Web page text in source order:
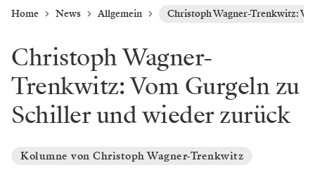
Home News Allgemein Christoph Wagner-Trenkwitz:
Christoph Wagner-
Trenkwitz: Vom Gurgeln zu
Schiller und wieder zurück
Kolumne von Christoph Wagner-Trenkwitz